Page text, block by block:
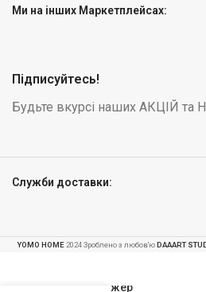
Ми на інших Маркетплейсах:
Підписуйтесь!
Будьте вкурсі наших АКЦІЙ
Служби доставки:
YOMO HOME 2024 Зроблено з любов'юDAAART
Велотренажер